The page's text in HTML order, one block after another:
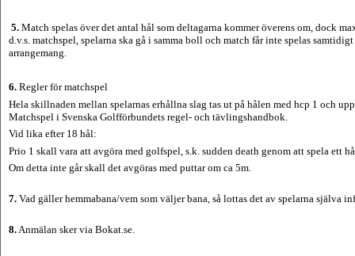
5. Match spelas över det antal hål som deltagarna kommer överens om, dock
d.v.s. matchspel, spelarna ska gå i samma boll och match får inte spelas
arrangemang.
6. Regler för matchspel
Hela skillnaden mellan spelarnas erhållna slag tas ut på hålen med hcp 1 och
Matchspel i Svenska Golfförbundets regel‐ och tävlingshandbok.
Vid lika efter 18 hål:
Prio 1 skall vara att avgöra med golfspel, s.k. sudden death genom att spela ett
Om detta inte går skall det avgöras med puttar om ca 5m.
7. Vad gäller hemmabana/vem som väljer bana, så lottas det av spelarna själva
8.Anmälan sker via Bokat.se.